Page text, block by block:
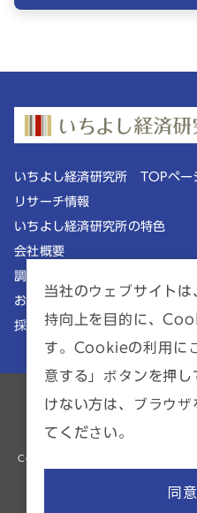
いちよし経済研究所 TOPペー
会社概要
調査理念
お知らせ
採用情報
いちよし経済研究所の特色
リサーチ情報
ポリシー一覧
金融商品仲介業者 | 関東
Copyright © ICHIYOSHI
当社のウェブサイト
持向上を目的に、
す。Cookieの利用に
意する」ボタンを押
けない方は、ブラウ
てください。
同